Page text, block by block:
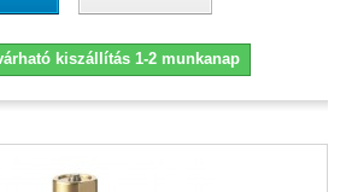
kiszállítás 1-2 munkanap